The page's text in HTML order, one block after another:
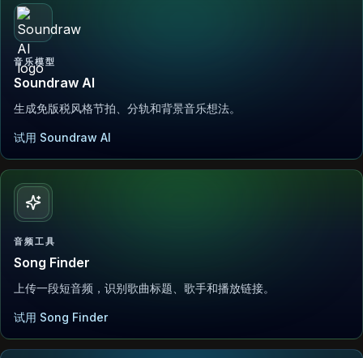
音乐模型
Soundraw AI
生成免版税风格节拍、分轨和背景音乐想法。
试用 Soundraw AI
音频工具
Song Finder
上传一段短音频，识别歌曲标题、歌手和播放链接。
试用 Song Finder